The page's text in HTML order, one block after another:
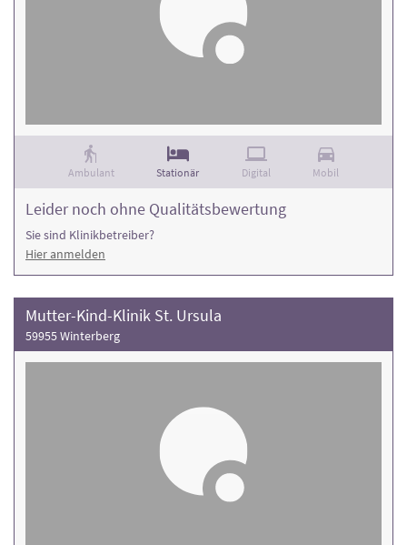
Ambulant Stationär Digital Mobil
Leider noch ohne Qualitätsbewertung
Sie sind Klinikbetreiber?
Hier anmelden
Mutter-Kind-Klinik St. Ursula
59955 Winterberg